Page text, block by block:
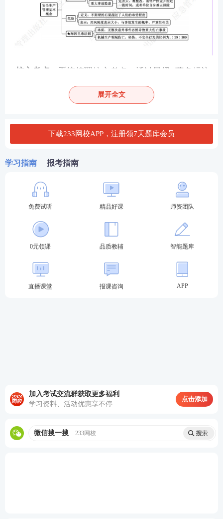
· 核心考点 ：系统梳理核心考点，通过星级+蓝色标注
考点，明确重点。
精选真题
：重要考点配套经典真题，了解考点的考
·强化训练：依据章节考点
分布，精编高品质试题，
展开全文
下载233网校APP，注册领7天题库会员
学习指南 报考指南
免费试听 精品好课 师资团队
0元领课 品质教辅 智能题库
直播课堂 报课咨询 APP
加入考试交流群获取更多福利
学习资料、活动优惠享不停
点击添加
微信搜一搜 233网校